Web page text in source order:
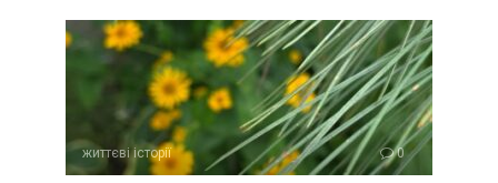
життєві історії 0